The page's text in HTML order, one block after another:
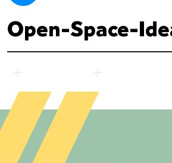
Open-Space-